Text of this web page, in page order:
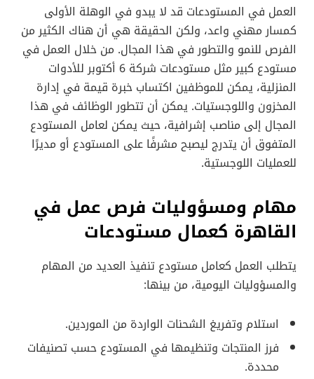
العمل في المستودعات قد لا يبدو في الوهلة الأولى
كمسار مهني واعد، ولكن الحقيقة هي أن هناك الكثير من
الفرص للنمو والتطور في هذا المجال. من خلال العمل في
مستودع كبير مثل مستودعات شركة 6 أكتوبر للأدوات
المنزلية، يمكن للموظفين اكتساب خبرة قيمة في إدارة
المخزون واللوجستيات. يمكن أن تتطور الوظائف في هذا
المجال إلى مناصب إشرافية، حيث يمكن لعامل المستودع
المتفوق أن يتدرج ليصبح مشرفًا على المستودع أو مديرًا
للعمليات اللوجستية.
مهام ومسؤوليات فرص عمل في
القاهرة كعمال مستودعات
يتطلب العمل كعامل مستودع تنفيذ العديد من المهام
والمسؤوليات اليومية، من بينها:
استلام وتفريغ الشحنات الواردة من الموردين.
فرز المنتجات وتنظيمها في المستودع حسب تصنيفات
محددة.